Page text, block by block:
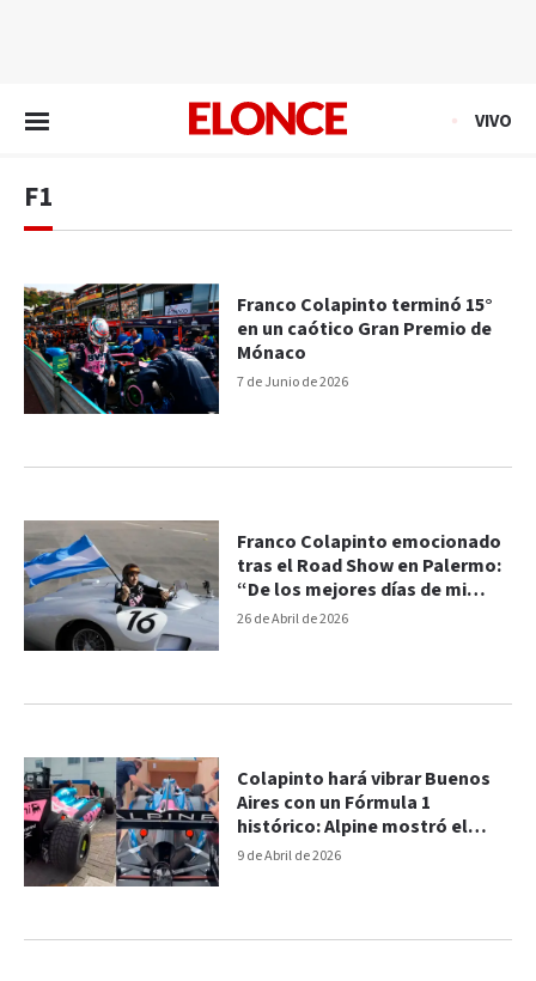
VIVO
F1
7 de Junio de 2026
Franco Colapinto terminó 15°
en un caótico Gran Premio de
Mónaco
26 de Abril de 2026
Franco Colapinto emocionado
tras el Road Show en Palermo:
“De los mejores días de mi
vida”
9 de Abril de 2026
Colapinto hará vibrar Buenos
Aires con un Fórmula 1
histórico: Alpine mostró el
auto